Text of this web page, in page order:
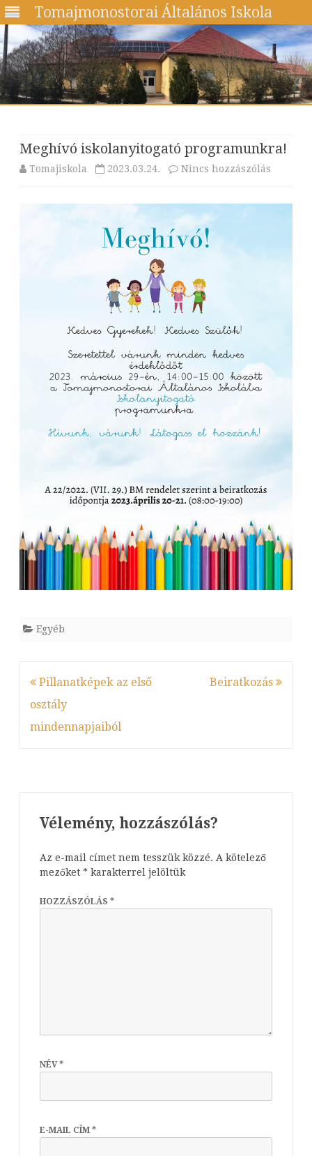
Tomajmonostorai Általános Iskola
Meghívó iskolanyitogató programunkra!
Tomajiskola 2023.03.24. Nincs hozzászólás
Egyéb
Bejegyzés
navigáció
Pillanatképek az első
osztály
mindennapjaiból
Beiratkozás
Vélemény, hozzászólás?
Az e-mail címet nem tesszük közzé. A kötelező
mezőket * karakterrel jelöltük
HOZZÁSZÓLÁS *
NÉV*
E-MAIL CÍM *